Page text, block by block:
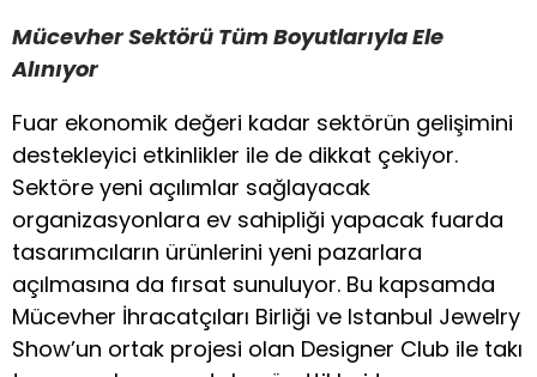
Mücevher Sektörü Tüm Boyutlarıyla Ele
Alınıyor
Fuar ekonomik değeri kadar sektörün gelişimini
destekleyici etkinlikler ile de dikkat çekiyor.
Sektöre yeni açılımlar sağlayacak
organizasyonlara ev sahipliği yapacak fuarda
tasarımcıların ürünlerini yeni pazarlara
açılmasına da fırsat sunuluyor. Bu kapsamda
Mücevher İhracatçıları Birliği ve Istanbul Jewelry
Show’un ortak projesi olan Designer Club ile takı